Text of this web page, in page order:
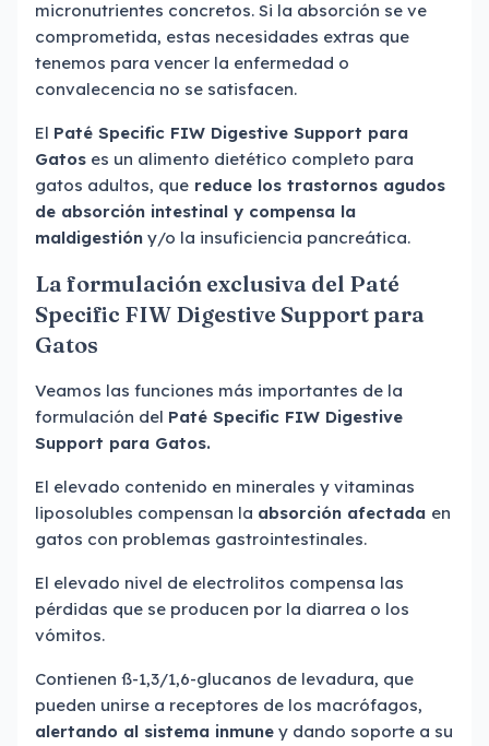
micronutrientes concretos. Si la absorción se ve
comprometida, estas necesidades extras que
tenemos para vencer la enfermedad o
convalecencia no se satisfacen.
El Paté Specific FIW Digestive Support para
Gatos es un alimento dietético completo para
gatos adultos, que reduce los trastornos agudos
de absorción intestinal y compensa la
maldigestión y/o la insuficiencia pancreática.
La formulación exclusiva del Paté
Specific FIW Digestive Support para
Gatos
Veamos las funciones más importantes de la
formulación del Paté Specific FIW Digestive
Support para Gatos.
El elevado contenido en minerales y vitaminas
liposolubles compensan la absorción afectada en
gatos con problemas gastrointestinales.
El elevado nivel de electrolitos compensa las
pérdidas que se producen por la diarrea o los
vómitos.
Contienen ß-1,3/1,6-glucanos de levadura, que
pueden unirse a receptores de los macrófagos,
alertando al sistema inmune y dando soporte a su